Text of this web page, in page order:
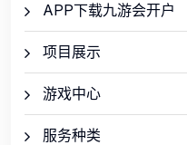
APP下载九游会开户
项目展示
游戏中心
服务种类